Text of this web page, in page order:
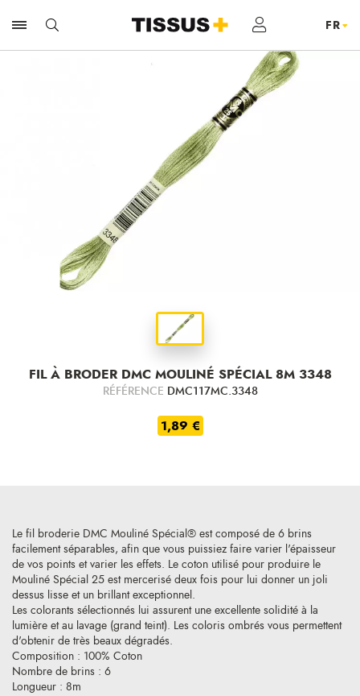
FIL À BRODER DMC MOULINÉ SPÉCIAL 8M 3348
RÉFÉRENCE DMC117MC.3348
1,89 €
Le fil broderie DMC Mouliné Spécial® est composé de 6 brins
facilement séparables, afin que vous puissiez faire varier l'épaisseur
de vos points et varier les effets. Le coton utilisé pour produire le
Mouliné Spécial 25 est mercerisé deux fois pour lui donner un joli
dessus lisse et un brillant exceptionnel.
Les colorants sélectionnés lui assurent une excellente solidité à la
lumière et au lavage (grand teint). Les coloris ombrés vous permettent
d'obtenir de très beaux dégradés.
Composition : 100% Coton
Nombre de brins : 6
Longueur : 8m